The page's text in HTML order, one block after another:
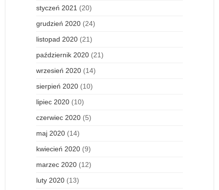
styczeń 2021 (20)
grudzień 2020 (24)
listopad 2020 (21)
październik 2020 (21)
wrzesień 2020 (14)
sierpień 2020 (10)
lipiec 2020 (10)
czerwiec 2020 (5)
maj 2020 (14)
kwiecień 2020 (9)
marzec 2020 (12)
luty 2020 (13)